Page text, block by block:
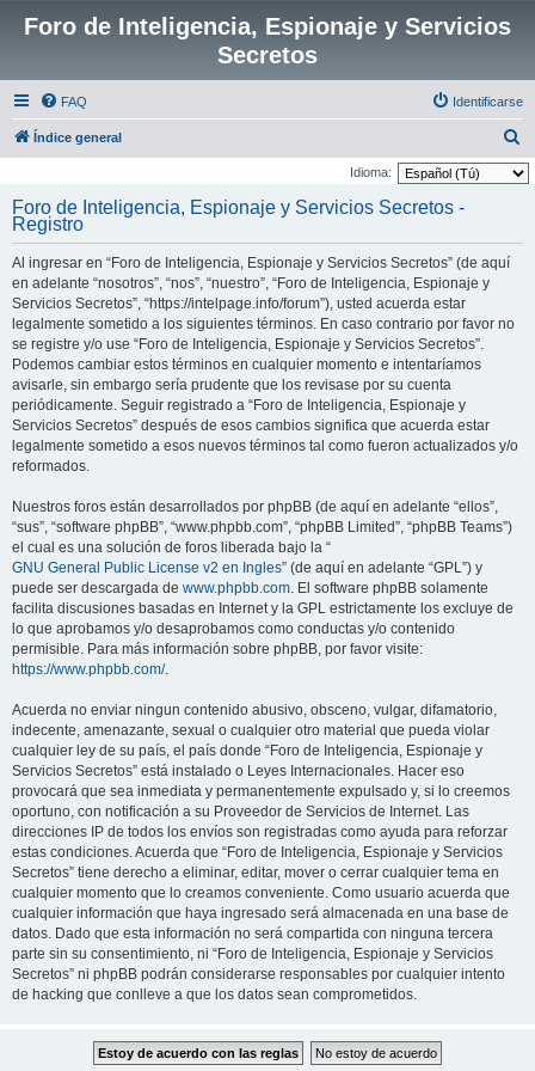
Foro de Inteligencia, Espionaje y Servicios
Secretos
FAQ Identificarse
Índice general
u
Idioma:
Foro de Inteligencia, Espionaje y Servicios Secretos -
Registro
Al ingresar en “Foro de Inteligencia, Espionaje y Servicios Secretos” (de aquí
en adelante “nosotros”, “nos”, “nuestro”, “Foro de Inteligencia, Espionaje y
Servicios Secretos”, “https://intelpage.info/forum”), usted acuerda estar
legalmente sometido a los siguientes términos. En caso contrario por favor no
se registre y/o use “Foro de Inteligencia, Espionaje y Servicios Secretos”.
Podemos cambiar estos términos en cualquier momento e intentaríamos
avisarle, sin embargo sería prudente que los revisase por su cuenta
periódicamente. Seguir registrado a “Foro de Inteligencia, Espionaje y
Servicios Secretos” después de esos cambios significa que acuerda estar
legalmente sometido a esos nuevos términos tal como fueron actualizados y/o
reformados.
Nuestros foros están desarrollados por phpBB (de aquí en adelante “ellos”,
“sus”, “software phpBB”, “www.phpbb.com”, “phpBB Limited”, “phpBB Teams”)
el cual es una solución de foros liberada bajo la “
GNU General Public License v2 en Ingles” (de aquí en adelante “GPL”) y
puede ser descargada de www.phpbb.com. El software phpBB solamente
facilita discusiones basadas en Internet y la GPL estrictamente los excluye de
lo que aprobamos y/o desaprobamos como conductas y/o contenido
permisible. Para más información sobre phpBB, por favor visite:
https://www.phpbb.com/.
Acuerda no enviar ningun contenido abusivo, obsceno, vulgar, difamatorio,
indecente, amenazante, sexual o cualquier otro material que pueda violar
cualquier ley de su país, el país donde “Foro de Inteligencia, Espionaje y
Servicios Secretos” está instalado o Leyes Internacionales. Hacer eso
provocará que sea inmediata y permanentemente expulsado y, si lo creemos
oportuno, con notificación a su Proveedor de Servicios de Internet. Las
direcciones IP de todos los envíos son registradas como ayuda para reforzar
estas condiciones. Acuerda que “Foro de Inteligencia, Espionaje y Servicios
Secretos” tiene derecho a eliminar, editar, mover o cerrar cualquier tema en
cualquier momento que lo creamos conveniente. Como usuario acuerda que
cualquier información que haya ingresado será almacenada en una base de
datos. Dado que esta información no será compartida con ninguna tercera
parte sin su consentimiento, ni “Foro de Inteligencia, Espionaje y Servicios
Secretos” ni phpBB podrán considerarse responsables por cualquier intento
de hacking que conlleve a que los datos sean comprometidos.